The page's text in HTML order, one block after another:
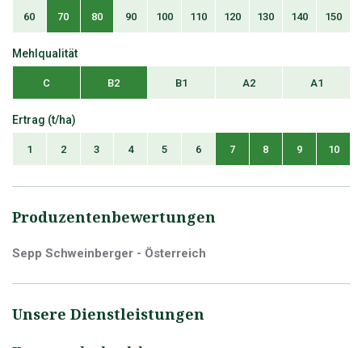
60 70 80 90 100 110 120 130 140 150
Mehlqualität
C B2 B1 A2 A1
Ertrag (t/ha)
1 2 3 4 5 6 7 8 9 10
Produzentenbewertungen
Sepp Schweinberger - Österreich
Unsere Dienstleistungen